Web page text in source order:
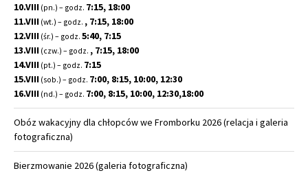
10.VIII (pn.) – godz. 7:15, 18:00
11.VIII (wt.) – godz. , 7:15, 18:00
12.VIII (śr.) – godz. 5:40, 7:15
13.VIII (czw.) – godz. , 7:15, 18:00
14.VIII (pt.) – godz. 7:15
15.VIII (sob.) – godz. 7:00, 8:15, 10:00, 12:30
16.VIII (nd.) – godz. 7:00, 8:15, 10:00, 12:30,18:00
Obóz wakacyjny dla chłopców we Fromborku 2026 (relacja i galeria
fotograficzna)
Bierzmowanie 2026 (galeria fotograficzna)